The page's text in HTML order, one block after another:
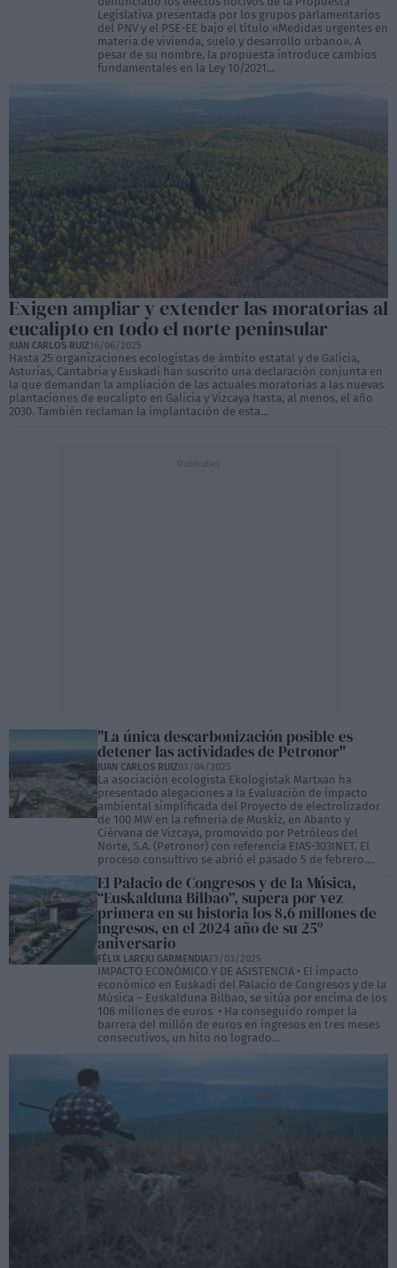
Legislativa presentada por los grupos parlamentarios
del PNV y el PSE-EE bajo el título «Medidas urgentes en
materia de vivienda, suelo y desarrollo urbano». A
pesar de su nombre, la propuesta introduce cambios
fundamentales en la Ley 10/2021...
Exigen ampliar y extender las moratorias al
eucalipto en todo el norte peninsular
JUAN CARLOS RUIZ16/06/2025
Hasta 25 organizaciones ecologistas de ámbito estatal y de Galicia,
Asturias, Cantabria y Euskadi han suscrito una declaración conjunta en
la que demandan la ampliación de las actuales moratorias a las nuevas
plantaciones de eucalipto en Galicia y Vizcaya hasta, al menos, el año
2030. También reclaman la implantación de esta...
"La única descarbonización posible es
detener las actividades de Petronor"
JUAN CARLOS RUIZ03/04/2025
La asociación ecologista Ekologistak Martxan ha
presentado alegaciones a la Evaluación de impacto
ambiental simplificada del Proyecto de electrolizador
de 100 MW en la refinería de Muskiz, en Abanto y
Ciérvana de Vizcaya, promovido por Petróleos del
Norte, S.A. (Petronor) con referencia EIAS-303INET. El
proceso consultivo se abrió el pasado 5 de febrero....
El Palacio de Congresos y de la Música,
“Euskalduna Bilbao”, supera por vez
primera en su historia los 8,6 millones de
ingresos, en el 2024 año de su 25º
aniversario
FÉLIX LAREKI GARMENDIA23/03/2025
IMPACTO ECONÓMICO Y DE ASISTENCIA • El impacto
económico en Euskadi del Palacio de Congresos y de la
Música – Euskalduna Bilbao, se sitúa por encima de los
108 millones de euros • Ha conseguido romper la
barrera del millón de euros en ingresos en tres meses
consecutivos, un hito no logrado...